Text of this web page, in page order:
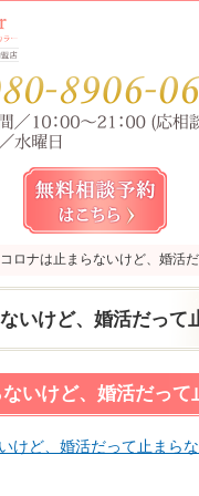
コロナは止まらないけど、婚活だ
いけど、婚活だって
談所なら当相談所へ。
談所なら短期成婚を目指すCharm
いけど、婚活だって
けど、婚活だって止まらな
コロナは止まらないけど、婚活だ